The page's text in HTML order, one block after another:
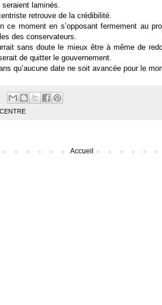
laminés.
retrouve de la crédibilité.
ce moment en s’opposant fermement au
des conservateurs.
sans doute le mieux être à même de
de quitter le gouvernement.
qu’aucune date ne soit avancée pour le
Accueil